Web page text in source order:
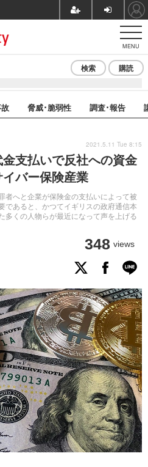
MENU
検索 購読
故 脅威･脆弱性 調査･報告
支払いで反社への資金
バー保険産業
者へと企業が保険金の支払いによって被
であると、かつてイギリスの政府通信本
多くの人物らが最近になって声を上げる
348 views
2021.5.11 Tue 8:15